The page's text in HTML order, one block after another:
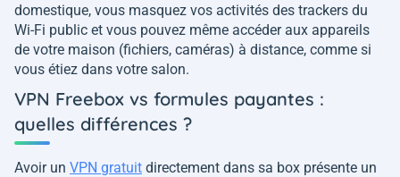
domestique, vous masquez vos activités des trackers du
Wi-Fi public et vous pouvez même accéder aux appareils
de votre maison (fichiers, caméras) à distance, comme si
vous étiez dans votre salon.
VPN Freebox vs formules payantes :
quelles différences ?
Avoir un VPN gratuit directement dans sa box présente un